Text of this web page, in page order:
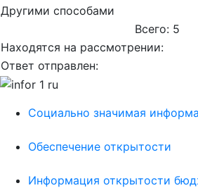
Другими способами
Всего: 5
Находятся на рассмотрении:
Ответ отправлен:
Социально значимая
Обеспечение открытости
Информация открытости